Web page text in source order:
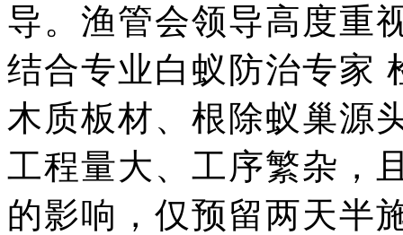
导。渔管会领导高度重
结合专业白蚁防治专家
木质板材、根除蚁巢源
工程量大、工序繁杂，
的影响 ， 仅预留两天半